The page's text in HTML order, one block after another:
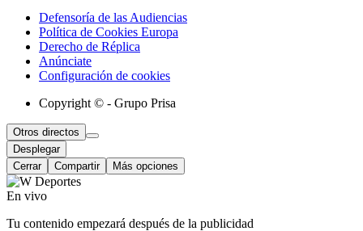
Defensoría de las Audiencias
Política de Cookies Europa
Derecho de Réplica
Anúnciate
Configuración de cookies
Copyright © - Grupo Prisa
Otros directos
Desplegar
Cerrar
Compartir Más opciones
En vivo
Tu contenido empezará después de la publicidad